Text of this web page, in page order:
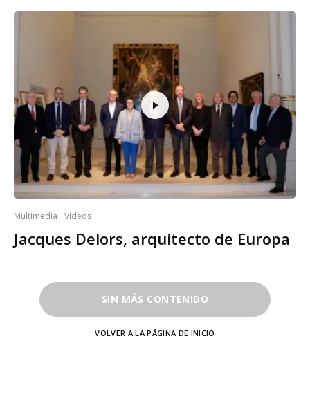
Multimedia Vídeos
Jacques Delors, arquitecto de Europa
SIN MÁS CONTENIDO
VOLVER A LA PÁGINA DE INICIO